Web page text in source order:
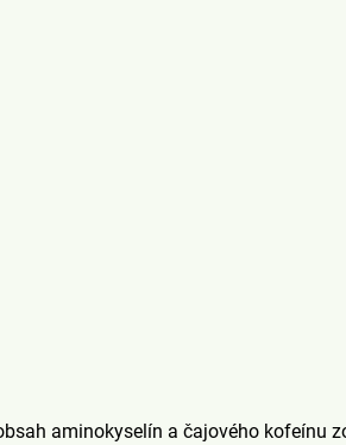
aminokyselín a čajového kofeínu